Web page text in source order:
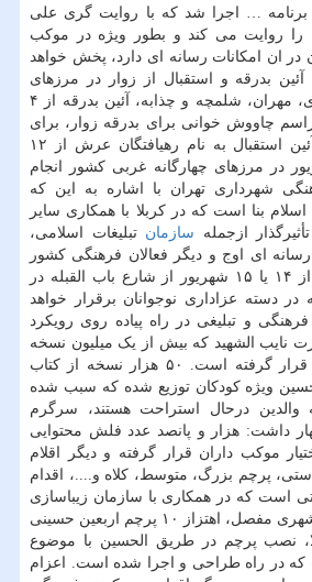
برنامه … اجرا شد که با روایت گری علی
را روایت می کند و بطور ویژه در موکب
در ان امکانات رسانه ای دارد، پخش خواهد
آئین بدرقه و استقبال از زوار در مرزهای
کشور در ۴ مرز خسروی، مهران، شلمچه و چذابه، آئین بدرقه از ۴
مراسم چاووش خوانی برای بدرقه زوار، برای
اعزام به راهپیمایی و آئین استقبال به نام رهیافتگان عرش از ۱۲
ماه تا ۲۰ شهریور در مرزهای چهارگانه غربی کشور انجام
شهرداری تهران با اشاره به این که
بنا است که در کربلا با همکاری سایر
ازجمله سازمان تبلیغات اسلامی،
ای اوج و دیگر فعالان فرهنگی کشور
اجرا شود افزود: احیانا از ۱۴ یا ۱۵ شهریور از شارع باب القبله در
در دسته عزاداری نوجوانان برقرار خواهد
و تبلیغی در راه پیاده روی رویکرد
نایب الشهید که بیش از یک میلیون نسخه
چاپ و در اختیار مردم قرار گرفته است. ۵۰ هزار نسخه از کتاب
ویژه کودکان توزیع شده که سبب شده
والدین درحال استراحت هستند، سرگرم
داشت: هزار و پانصد عدد فلش محتوایی
موکب داران قرار گرفته و دیگر اقلام
پرچم بزرگ، متوسط، کلاه و....، اقدام
است که در همکاری با سازمان زیباسازی
انجام شده، اکران های شهری مفصل، اهتزاز ۱۰ پرچم اربعین حسینی
نصب پرچم در طریق الحسین با موضوع
در راه طراحی و اجرا شده است. اعزام